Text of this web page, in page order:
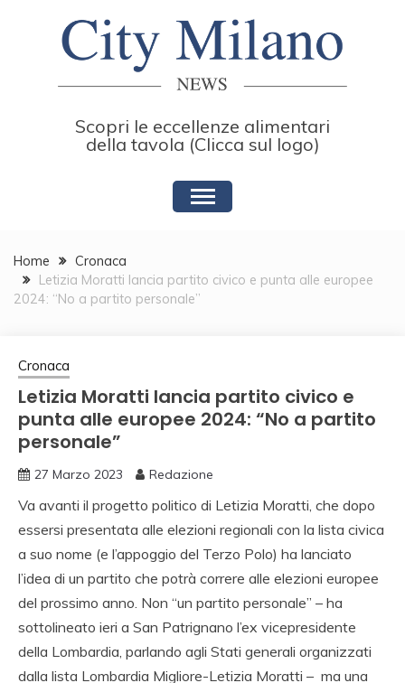
Scopri le eccellenze alimentari
della tavola (Clicca sul logo)
Home
Cronaca
Letizia Moratti lancia partito civico e punta alle europee
2024: “No a partito personale”
Cronaca
Letizia Moratti lancia partito civico e
punta alle europee 2024: “No a partito
personale”
27 Marzo 2023 Redazione
Va avanti il progetto politico di Letizia Moratti, che dopo
essersi presentata alle elezioni regionali con la lista civica
a suo nome (e l’appoggio del Terzo Polo) ha lanciato
l’idea di un partito che potrà correre alle elezioni europee
del prossimo anno. Non “un partito personale” – ha
sottolineato ieri a San Patrignano l’ex vicepresidente
della Lombardia, parlando agli Stati generali organizzati
dalla lista Lombardia Migliore-Letizia Moratti – ma una